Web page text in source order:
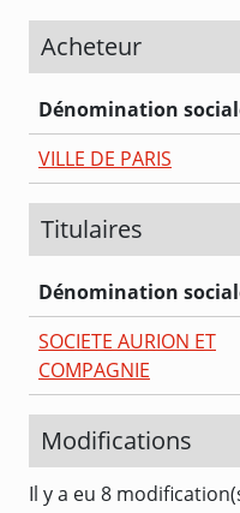
Acheteur
Dénomination
VILLE DE PARIS
Titulaires
Dénomination
SOCIETE AURION ET
COMPAGNIE
Modifications
Il y a eu 8